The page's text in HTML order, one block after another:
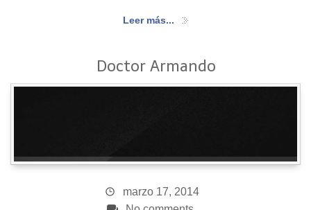
Leer más...
Doctor Armando
marzo 17, 2014